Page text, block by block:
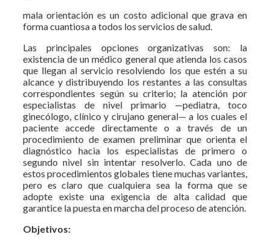
mala orientación es un costo adicional que grava en
forma cuantiosa a todos los servicios de salud.
Las principales opciones organizativas son: la
existencia de un médico general que atienda los casos
que llegan al servicio resolviendo los que estén a su
alcance y distribuyendo los restantes a las consultas
correspondientes según su criterio; la atención por
especialistas de nivel primario —pediatra, toco
ginecólogo, clínico y cirujano general— a los cuales el
paciente accede directamente o a través de un
procedimiento de examen preliminar que orienta el
diagnóstico hacia los especialistas de primero o
segundo nivel sin intentar resolverlo. Cada uno de
estos procedimientos globales tiene muchas variantes,
pero es claro que cualquiera sea la forma que se
adopte existe una exigencia de alta calidad que
garantice la puesta en marcha del proceso de atención.
Objetivos: